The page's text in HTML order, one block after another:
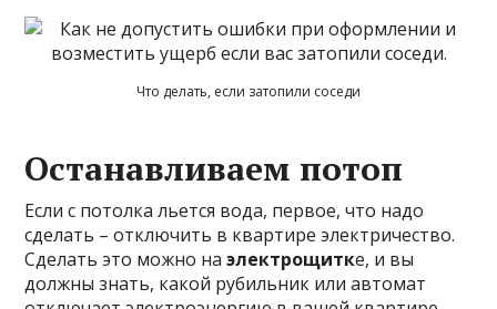
Что делать, если затопили соседи
Останавливаем потоп
Если с потолка льется вода, первое, что надо
сделать – отключить в квартире электричество.
Сделать это можно наэлектрощитке, и вы
должны знать, какой рубильник или автомат